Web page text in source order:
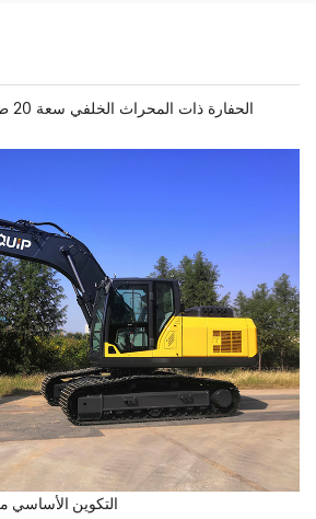
التكوين الأساسي